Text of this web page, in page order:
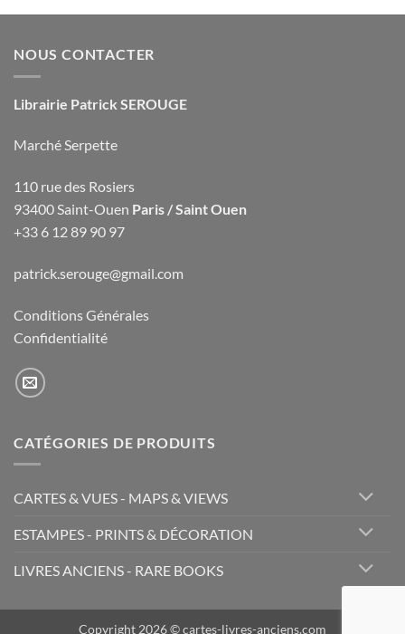
NOUS CONTACTER
Librairie Patrick SEROUGE
Marché Serpette
110 rue des Rosiers
93400 Saint-Ouen Paris / Saint Ouen
+33 6 12 89 90 97
patrick.serouge@gmail.com
Conditions Générales
Confidentialité
CATÉGORIES DE PRODUITS
CARTES & VUES - MAPS & VIEWS
ESTAMPES - PRINTS & DÉCORATION
LIVRES ANCIENS - RARE BOOKS
Copyright 2026 © cartes-livres-anciens.com